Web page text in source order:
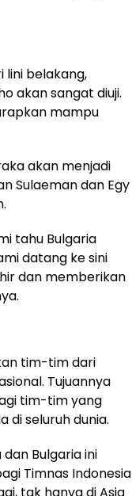
lini belakang,
akan sangat diuji.
mampu
akan menjadi
Sulaeman dan Egy
tahu Bulgaria
datang ke sini
dan memberikan
tim-tim dari
Tujuannya
tim-tim yang
di seluruh dunia.
Bulgaria ini
Timnas Indonesia